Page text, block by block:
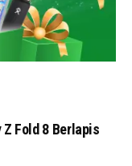
Fold 8 Berlapis